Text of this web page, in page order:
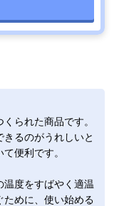
られた商品です。
るのがうれしいと
便利です。
温度をすばやく適温
ために、使い始める